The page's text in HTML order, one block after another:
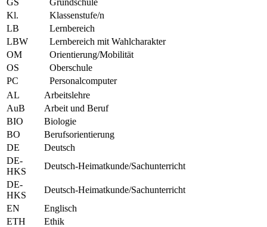
Kl.
Klassenstufe/n
LB
Lernbereich
LBW
Lernbereich mit Wahlcharakter
OM
Orientierung/Mobilität
OS
Oberschule
PC
Personalcomputer
AL
Arbeitslehre
AuB
Arbeit und Beruf
BIO
Biologie
BO
Berufsorientierung
DE
Deutsch
DE-
HKS
Deutsch-Heimatkunde/Sachunterricht
DE-
HKS
Deutsch-Heimatkunde/Sachunterricht
EN
Englisch
ETH
Ethik